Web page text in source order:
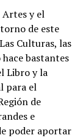
Artes y el
de este
Culturas, las
bastantes
Libro y la
para el
de
e
poder aportar